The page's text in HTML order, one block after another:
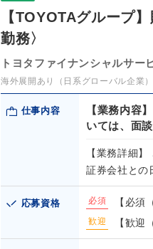
【TOYOTAグループ
勤務〉
トヨタファイナンシャルサー
海外展開あり（日系グローバル企業）
仕事内容
【業務内容
いては、面
【業務詳細
証券会社との
応募資格 必須 【必
歓迎 【歓